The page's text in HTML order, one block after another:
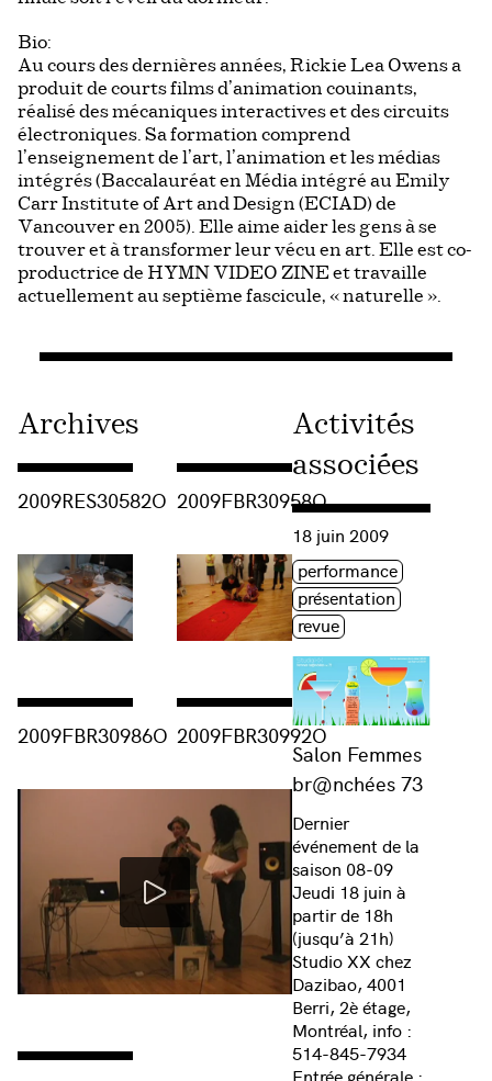
Bio:
Au cours des dernières années, Rickie Lea Owens a
produit de courts films d’animation couinants,
réalisé des mécaniques interactives et des circuits
électroniques. Sa formation comprend
l’enseignement de l’art, l’animation et les médias
intégrés (Baccalauréat en Média intégré au Emily
Carr Institute of Art and Design (ECIAD) de
Vancouver en 2005). Elle aime aider les gens à se
trouver et à transformer leur vécu en art. Elle est co-
productrice de HYMN VIDEO ZINE et travaille
actuellement au septième fascicule, « naturelle ».
Archives
2009RES30582O 2009FBR30958O
2009FBR30986O 2009FBR30992O
Consulter « 2009FBR30992O »
Activités
associées
Salon Femmes
br@nchées 73
Consulter « Salon
18 juin 2009
Étiquette(s)
performance
présentation
revue
Dernier
événement de la
saison 08-09
Jeudi 18 juin à
partir de 18h
(jusqu’à 21h)
Studio XX chez
Dazibao, 4001
Berri, 2è étage,
Montréal, info :
514-845-7934
Entrée générale :